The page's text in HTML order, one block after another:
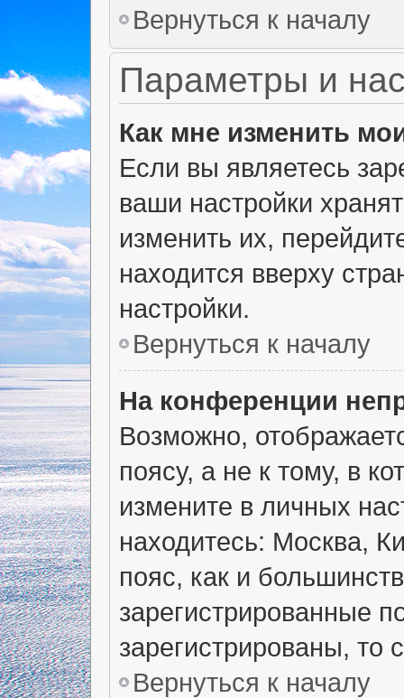
Вернуться к началу
Параметры и
Как мне изменить
Если вы являетесь
ваши настройки
изменить их,
находится вверху
настройки.
Вернуться к началу
На конференции
Возможно,
поясу, а не к тому, в
измените в личных
находитесь: Москва,
пояс, как и
зарегистрированные
зарегистрированы, то
Вернуться к началу